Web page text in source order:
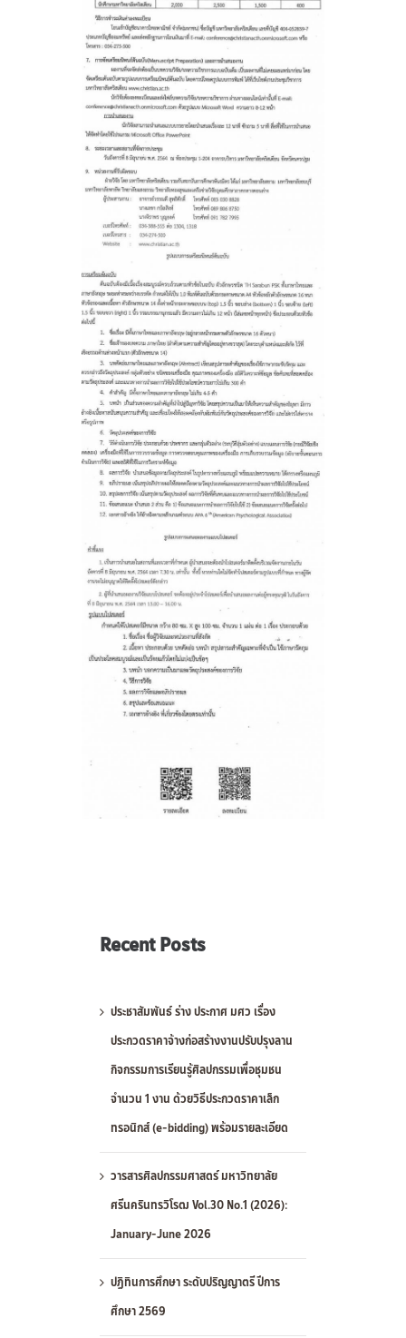
Recent Posts
ประชาสัมพันธ์ ร่าง ประกาศ มศว เรื่อง
ประกวดราคาจ้างก่อสร้างงานปรับปรุงลาน
กิจกรรมการเรียนรู้ศิลปกรรมเพื่อชุมชน
จำนวน 1 งาน ด้วยวิธีประกวดราคาเล็ก
ทรอนิกส์ (e-bidding) พร้อมรายละเอียด
วารสารศิลปกรรมศาสตร์ มหาวิทยาลัย
ศรีนครินทรวิโรฒ Vol.30 No.1 (2026):
January-June 2026
ปฏิทินการศึกษา ระดับปริญญาตรี ปีการ
ศึกษา 2569